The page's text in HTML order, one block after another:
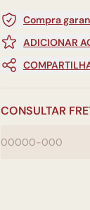
Compra
ADICIONAR
CONSULTAR